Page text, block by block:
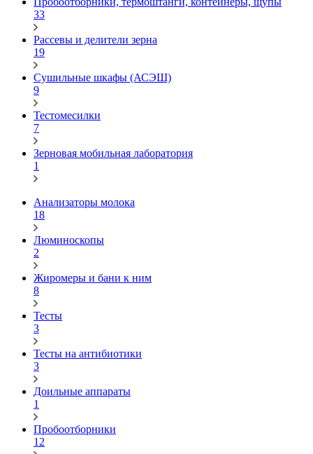
33
Рассевы и делители зерна
19
Сушильные шкафы (АСЭШ)
9
Тестомесилки
7
Зерновая мобильная лаборатория
1
Анализаторы молока
18
Люминоскопы
2
Жиромеры и бани к ним
8
Тесты
3
Тесты на антибиотики
3
Доильные аппараты
1
Пробоотборники
12